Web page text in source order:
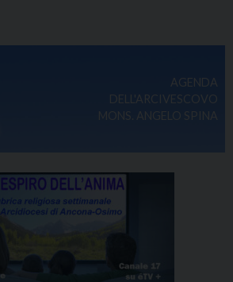
AGENDA
DELL'ARCIVESCOVO
MONS. ANGELO SPINA